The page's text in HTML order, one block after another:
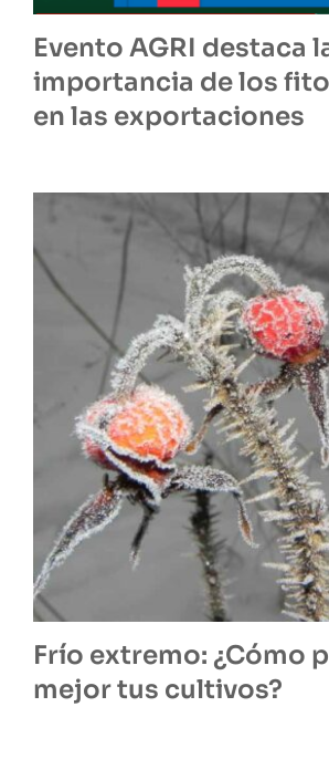
Evento AGRI destaca
importancia de los
en las exportaciones
Frío extremo: ¿Cómo
mejor tus cultivos?